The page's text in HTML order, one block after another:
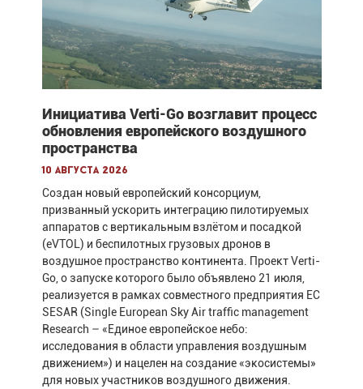
Инициатива Verti-Go возглавит процесс
обновления европейского воздушного
пространства
10 августа 2026
Создан новый европейский консорциум,
призванный ускорить интеграцию пилотируемых
аппаратов с вертикальным взлётом и посадкой
(eVTOL) и беспилотных грузовых дронов в
воздушное пространство континента. Проект Verti-
Go, о запуске которого было объявлено 21 июля,
реализуется в рамках совместного предприятия ЕС
SESAR (Single European Sky Air traffic management
Research – «Единое европейское небо:
исследования в области управления воздушным
движением») и нацелен на создание «экосистемы»
для новых участников воздушного движения.